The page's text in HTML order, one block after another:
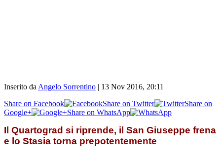
Inserito da Angelo Sorrentino | 13 Nov 2016, 20:11
Share on Facebook
Share on Twitter
Share on
Google+
Share on WhatsApp
Il Quartograd si riprende, il San Giuseppe frena
e lo Stasia torna prepotentemente